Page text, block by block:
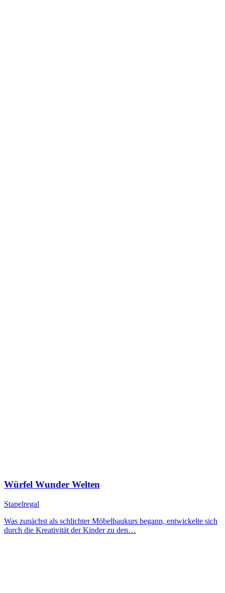
Würfel Wunder Welten
Stapelregal
Was zunächst als schlichter Möbelbaukurs begann, entwickelte sich
durch die Kreativität der Kinder zu den…